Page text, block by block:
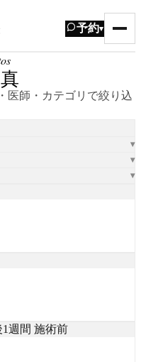
予約▾
医師・カテゴリで絞り込